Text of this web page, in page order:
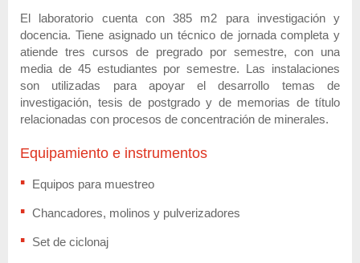
El laboratorio cuenta con 385 m2 para investigación y
docencia. Tiene asignado un técnico de jornada completa y
atiende tres cursos de pregrado por semestre, con una
media de 45 estudiantes por semestre. Las instalaciones
son utilizadas para apoyar el desarrollo temas de
investigación, tesis de postgrado y de memorias de título
relacionadas con procesos de concentración de minerales.
Equipamiento e instrumentos
Equipos para muestreo
Chancadores, molinos y pulverizadores
Set de ciclonaj